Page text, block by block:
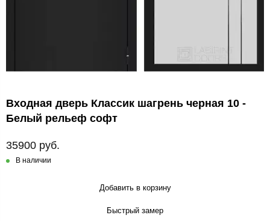
Входная дверь Классик шагрень черная 10 -
Белый рельеф софт
35900 руб.
В наличии
Добавить в корзину
Быстрый замер